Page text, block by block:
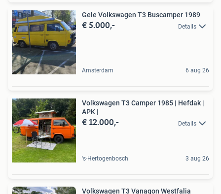
Gele Volkswagen T3 Buscamper 1989
€ 5.000,- Details
Amsterdam 6 aug 26
Volkswagen T3 Camper 1985 | Hefdak |
APK |
€ 12.000,- Details
's-Hertogenbosch 3 aug 26
Volkswagen T3 Vanagon Westfalia